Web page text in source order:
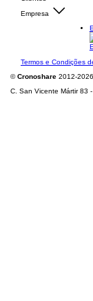
Empresa
Termos e Condições
©Cronoshare 2012-
C. San Vicente Mártir 83